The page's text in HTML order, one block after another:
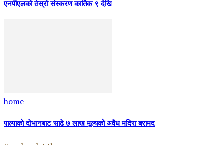
एनपीएलको तेस्रो संस्करण कार्तिक ९ देखि
home
पाल्पाकाे दाेभानबाट साढे ७ लाख मूल्यको अवैध मदिरा बरामद